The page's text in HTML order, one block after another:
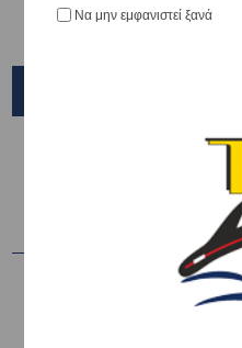
Να μην εμφανιστεί ξανά